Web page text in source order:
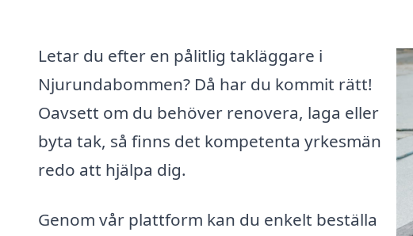
Letar du efter en pålitlig takläggare i
Njurundabommen? Då har du kommit rätt!
Oavsett om du behöver renovera, laga eller
byta tak, så finns det kompetenta yrkesmän
redo att hjälpa dig.
Genom vår plattform kan du enkelt beställa